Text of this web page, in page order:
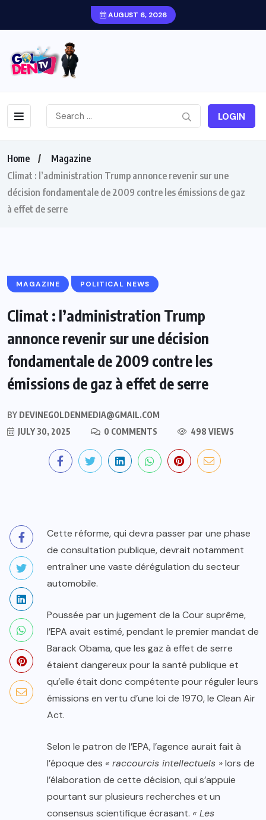
AUGUST 6, 2026
LOGIN
Home
Magazine
Climat : l’administration Trump annonce revenir sur une
décision fondamentale de 2009 contre les émissions de gaz
à effet de serre
MAGAZINE POLITICAL NEWS
Climat : l’administration Trump
annonce revenir sur une décision
fondamentale de 2009 contre les
émissions de gaz à effet de serre
BY DEVINEGOLDENMEDIA@GMAIL.COM
JULY 30, 2025
0 COMMENTS 498 VIEWS
Cette réforme, qui devra passer par une phase
de consultation publique, devrait notamment
entraîner une vaste dérégulation du secteur
automobile.
Poussée par un jugement de la Cour suprême,
l’EPA avait estimé, pendant le premier mandat de
Barack Obama, que les gaz à effet de serre
étaient dangereux pour la santé publique et
qu’elle était donc compétente pour réguler leurs
émissions en vertu d’une loi de 1970, le Clean Air
Act.
Selon le patron de l’EPA, l’agence aurait fait à
l’époque des « raccourcis intellectuels »lors de
l’élaboration de cette décision, qui s’appuie
pourtant sur plusieurs recherches et un
consensus scientifique écrasant. « Les